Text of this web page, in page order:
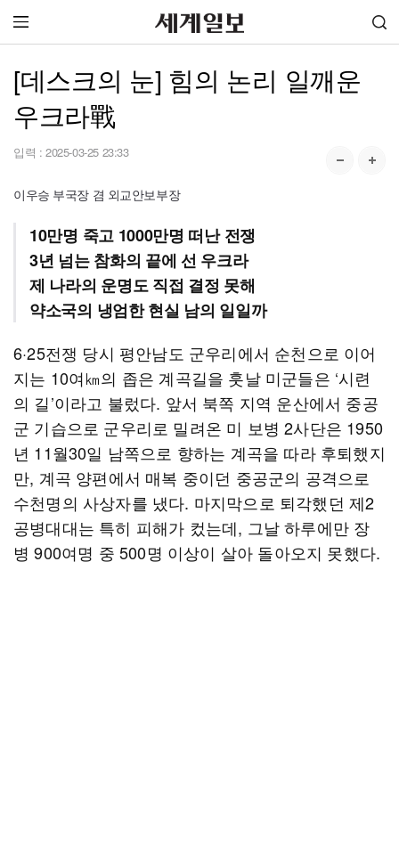
[데스크의 눈] 힘의 논리 일깨운
우크라戰
입력 : 2025-03-25 23:33
이우승 부국장 겸 외교안보부장
10만명 죽고 1000만명 떠난 전쟁
3년 넘는 참화의 끝에 선 우크라
제 나라의 운명도 직접 결정 못해
약소국의 냉엄한 현실 남의 일일까
6·25전쟁 당시 평안남도 군우리에서 순천으로 이어
지는 10여㎞의 좁은 계곡길을 훗날 미군들은 ‘시련
의 길’이라고 불렀다. 앞서 북쪽 지역 운산에서 중공
군 기습으로 군우리로 밀려온 미 보병 2사단은 1950
년 11월30일 남쪽으로 향하는 계곡을 따라 후퇴했지
만, 계곡 양편에서 매복 중이던 중공군의 공격으로
수천명의 사상자를 냈다. 마지막으로 퇴각했던 제2
공병대대는 특히 피해가 컸는데, 그날 하루에만 장
병 900여명 중 500명 이상이 살아 돌아오지 못했다.